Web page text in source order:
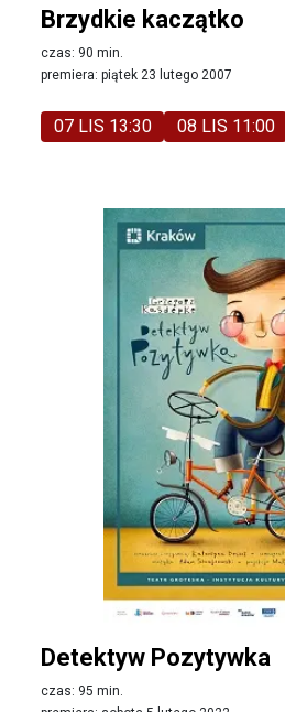
Brzydkie kaczątko
czas: 90 min.
premiera: piątek 23 lutego 2007
07 LIS 13:30 08 LIS 11:00
Detektyw Pozytywka
czas: 95 min.